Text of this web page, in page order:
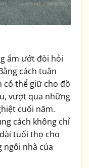
ẩm ướt đòi hỏi
cách tuân
thể giữ cho đồ
vượt qua những
cuối năm.
cách không chỉ
tuổi thọ cho
ngôi nhà của